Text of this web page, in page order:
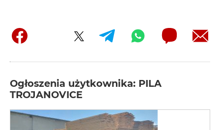
Ogłoszenia użytkownika: PILA
TROJANOVICE